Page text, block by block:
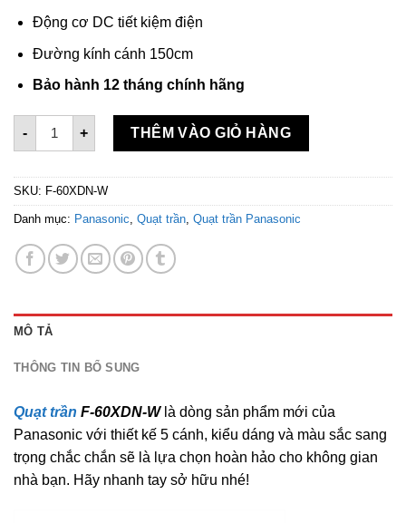
Động cơ DC tiết kiệm điện
Đường kính cánh 150cm
Bảo hành 12 tháng chính hãng
-
Quạt trần 5 cánh Panasonic F-60XDN-W số lượng
+ THÊM VÀO GIỎ HÀNG
SKU: F-60XDN-W
Danh mục: Panasonic Quạt trần Quạt trần Panasonic
MÔ TẢ
THÔNG TIN BỔ SUNG
Quạt trần F-60XDN-Wlà dòng sản phẩm mới của
Panasonic với thiết kế 5 cánh, kiểu dáng và màu sắc sang
trọng chắc chắn sẽ là lựa chọn hoàn hảo cho không gian
nhà bạn. Hãy nhanh tay sở hữu nhé!